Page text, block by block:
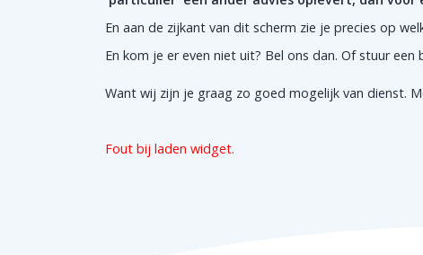
En aan de zijkant van dit scherm zie je precies op
En kom je er even niet uit? Bel ons dan. Of stuur een
Want wij zijn je graag zo goed mogelijk van dienst.
Fout bij laden widget.